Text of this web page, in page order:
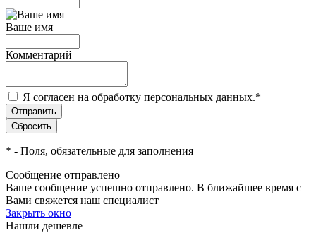
Ваше имя
Комментарий
Я согласен на обработку персональных данных.*
* - Поля, обязательные для заполнения
Сообщение отправлено
Ваше сообщение успешно отправлено. В ближайшее время с
Вами свяжется наш специалист
Закрыть окно
Нашли дешевле